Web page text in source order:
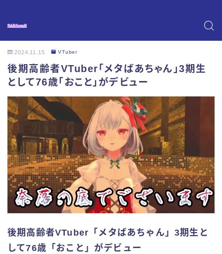
2024.11.15 VTuber
後期高齢者VTuber「メタばあちゃん」3期生
として76歳「おこと」がデビュー
後期高齢者VTuber「メタばあちゃん」3期生と
して76歳「おこと」がデビュー